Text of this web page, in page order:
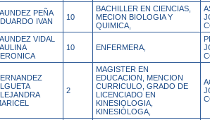
PEÑA
IVAN
10
BACHILLER EN CIENCIAS,
MECION BIOLOGIA Y
QUIMICA,
VIDAL
10 ENFERMERA,
2
MAGISTER EN
EDUCACION, MENCION
CURRICULO, GRADO DE
LICENCIADO EN
KINESIOLOGIA,
KINESIÓLOGA,